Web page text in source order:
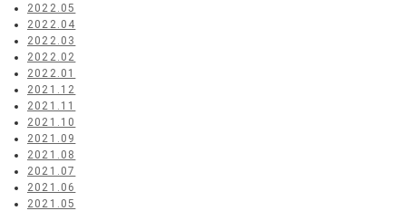
2022.05
2022.04
2022.03
2022.02
2022.01
2021.12
2021.11
2021.10
2021.09
2021.08
2021.07
2021.06
2021.05